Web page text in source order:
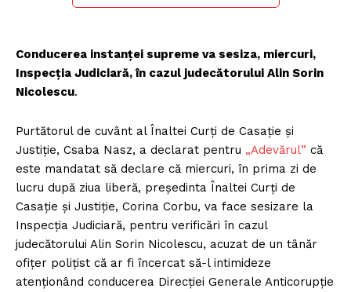
Conducerea instanței supreme va sesiza, miercuri,
Inspecția Judiciară, în cazul judecătorului Alin Sorin
Nicolescu.
Purtătorul de cuvânt al Înaltei Curți de Casație și
Justiție, Csaba Nasz, a declarat pentru „Adevărul” că
este mandatat să declare că miercuri, în prima zi de
lucru după ziua liberă, președinta Înaltei Curți de
Casație și Justiție, Corina Corbu, va face sesizare la
Inspecția Judiciară, pentru verificări în cazul
judecătorului Alin Sorin Nicolescu, acuzat de un tânăr
ofițer polițist că ar fi încercat să-l intimideze
atenționând conducerea Direcției Generale Anticorupție